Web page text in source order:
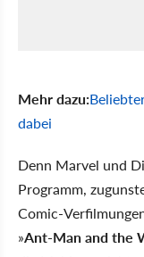
Mehr dazu:
dabei
Denn Marvel und
Programm,
Comic-
»Ant-Man and the